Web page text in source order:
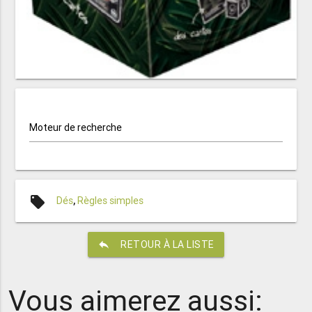
Moteur de recherche
local_offer Dés, Règles simples
reply RETOUR À LA LISTE
Vous aimerez aussi: